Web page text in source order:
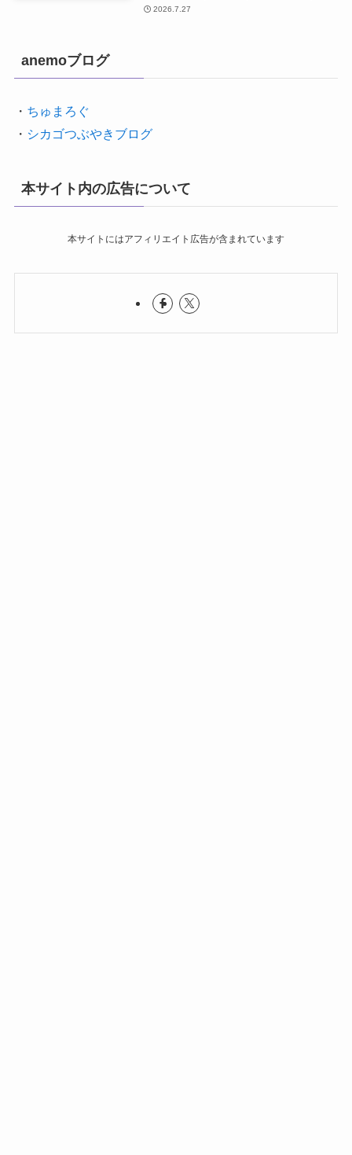
2026.7.27
anemoブログ
・ ちゅまろぐ
・ シカゴつぶやきブログ
本サイト内の広告について
本サイトにはアフィリエイト広告が含まれています